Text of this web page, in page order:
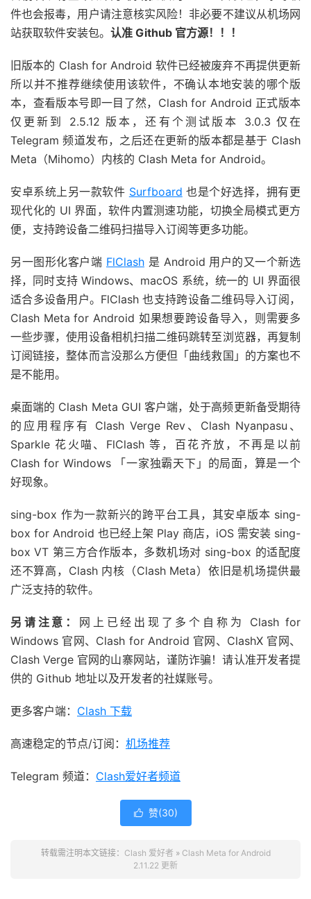
件也会报毒，用户请注意核实风险！非必要不建议从机场网
站获取软件安装包。 认准 Github 官方源！！！
旧版本的 Clash for Android 软件已经被废弃不再提供更新
所以并不推荐继续使用该软件，不确认本地安装的哪个版
本，查看版本号即一目了然，Clash for Android 正式版本
仅更新到 2.5.12 版本，还有个测试版本 3.0.3 仅在
Telegram 频道发布，之后还在更新的版本都是基于 Clash
Meta（Mihomo）内核的 Clash Meta for Android。
安卓系统上另一款软件 Surfboard 也是个好选择，拥有更
现代化的 UI 界面，软件内置测速功能，切换全局模式更方
便，支持跨设备二维码扫描导入订阅等更多功能。
另一图形化客户端 FlClash是 Android 用户的又一个新选
择，同时支持 Windows、macOS 系统，统一的 UI 界面很
适合多设备用户。FlClash 也支持跨设备二维码导入订阅，
Clash Meta for Android 如果想要跨设备导入，则需要多
一些步骤，使用设备相机扫描二维码跳转至浏览器，再复制
订阅链接，整体而言没那么方便但「曲线救国」的方案也不
是不能用。
桌面端的 Clash Meta GUI 客户端，处于高频更新备受期待
的应用程序有 Clash Verge Rev、Clash Nyanpasu、
Sparkle 花火喵、FlClash 等，百花齐放，不再是以前
Clash for Windows 「一家独霸天下」的局面，算是一个
好现象。
sing-box 作为一款新兴的跨平台工具，其安卓版本 sing-
box for Android 也已经上架 Play 商店，iOS 需安装 sing-
box VT 第三方合作版本，多数机场对 sing-box 的适配度
还不算高，Clash 内核（Clash Meta）依旧是机场提供最
广泛支持的软件。
另请注意：
网上已经出现了多个自称为 Clash for
Windows 官网、Clash for Android 官网、ClashX 官网、
Clash Verge 官网的山寨网站，谨防诈骗！请认准开发者提
供的 Github 地址以及开发者的社媒账号。
更多客户端： Clash 下载
高速稳定的节点/订阅： 机场推荐
Telegram 频道： Clash爱好者频道
 赞(30)
转载需注明本文链接： Clash 爱好者 » Clash Meta for Android
2.11.22 更新